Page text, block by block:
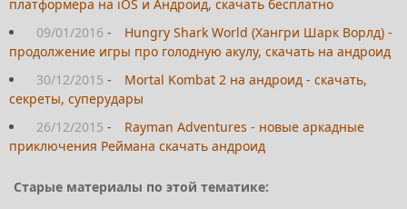
платформера на iOS и Андроид, скачать бесплатно
09/01/2016 -
Hungry Shark World (Хангри Шарк Ворлд) -
продолжение игры про голодную акулу, скачать на андроид
30/12/2015 -
Mortal Kombat 2 на андроид - скачать,
секреты, суперудары
26/12/2015 -
Rayman Adventures - новые аркадные
приключения Реймана скачать андроид
Старые материалы по этой тематике: